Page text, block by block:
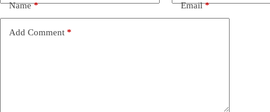
Name* Email*
Add Comment *